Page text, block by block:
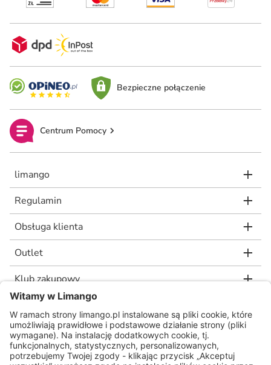
Bezpieczne połączenie
Centrum Pomocy
limango
Regulamin
Obsługa klienta
Outlet
Klub zakupowy